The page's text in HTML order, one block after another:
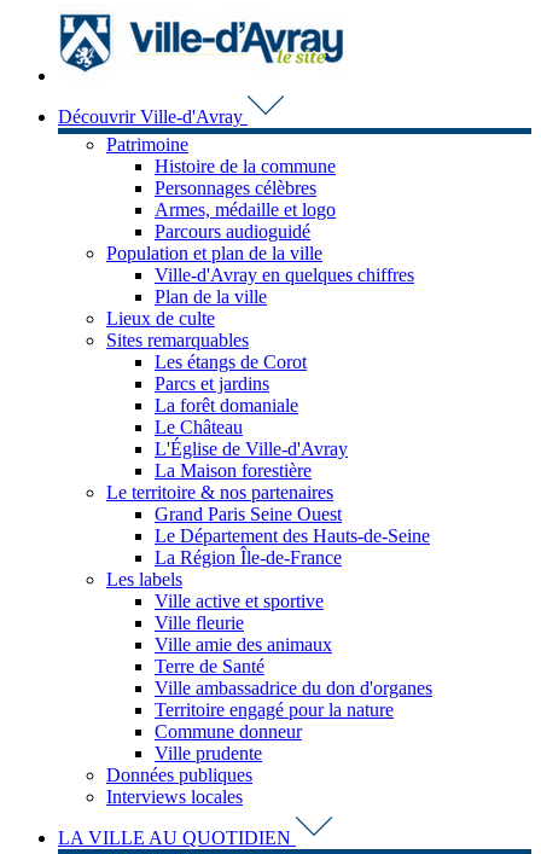
Découvrir Ville-d'Avray
Patrimoine
Histoire de la commune
Personnages célèbres
Armes, médaille et logo
Parcours audioguidé
Population et plan de la ville
Ville-d'Avray en quelques chiffres
Plan de la ville
Lieux de culte
Sites remarquables
Les étangs de Corot
Parcs et jardins
La forêt domaniale
Le Château
L'Église de Ville-d'Avray
La Maison forestière
Le territoire & nos partenaires
Grand Paris Seine Ouest
Le Département des Hauts-de-Seine
La Région Île-de-France
Les labels
Ville active et sportive
Ville fleurie
Ville amie des animaux
Terre de Santé
Ville ambassadrice du don d'organes
Territoire engagé pour la nature
Commune donneur
Ville prudente
Données publiques
Interviews locales
LA VILLE AU QUOTIDIEN